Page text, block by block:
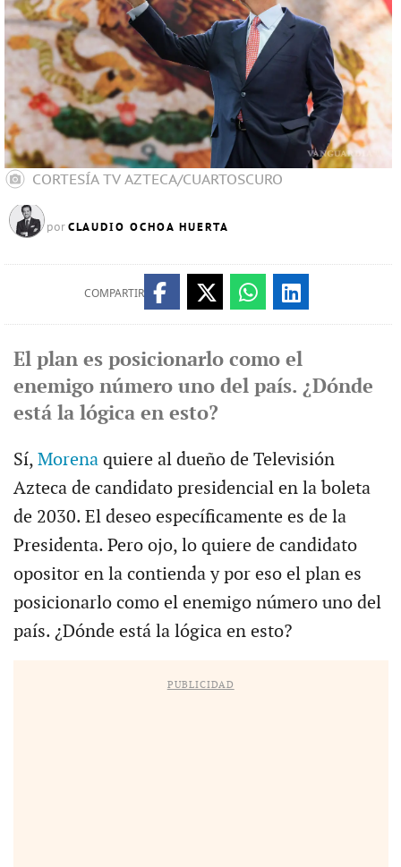
CORTESÍA TV AZTECA/CUARTOSCURO
por CLAUDIO OCHOA HUERTA
COMPARTIR
El plan es posicionarlo como el
enemigo número uno del país. ¿Dónde
está la lógica en esto?
Sí, Morenaquiere al dueño de Televisión
Azteca de candidato presidencial en la boleta
de 2030. El deseo específicamente es de la
Presidenta. Pero ojo, lo quiere de candidato
opositor en la contienda y por eso el plan es
posicionarlo como el enemigo número uno del
país. ¿Dónde está la lógica en esto?
PUBLICIDAD